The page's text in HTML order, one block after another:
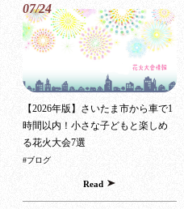
07/24
【2026年版】さいたま市から車で1
時間以内！小さな子どもと楽しめ
る花火大会7選
#ブログ
Read